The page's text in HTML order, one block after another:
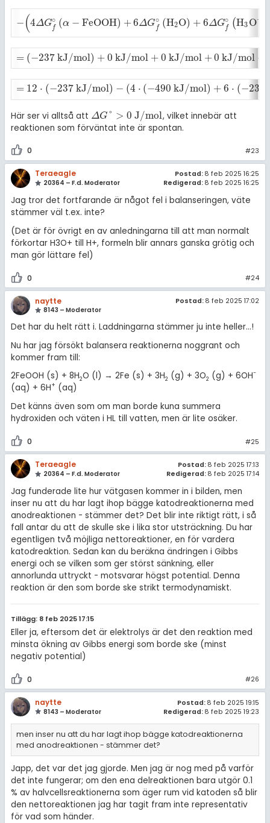
−(4ΔG∘
f (α − FeOOH) +6ΔG∘
f (H2O) +6ΔG∘
f (H3 O+
-( 4ΔGf∘α -Fe OOH+6ΔGf∘ H2O+6ΔG f∘H3O+ )
= (−237 kJ/mol) +0 kJ/mol +0 kJ/mol +0 kJ/mol −
=( -237 kJ /mol)+0 k J/mol+0 kJ/mol +0 kJ /mol- (4·( -490 kJ/ m
= 12 ⋅ (−237kJ/mol) − (4 ⋅ (−490 kJ/mol) +6 ⋅ (−237
=12·(- 237 kJ/m ol)-(4·(-490 k J/ mol)+6 ·(-237 kJ/ mol) ) = 530
Här ser vi alltså att ΔG° > 0 J/mol
ΔG°>0 J /mo l
, vilket innebär att
reaktionen som förväntat inte är spontan.
0 #23
Teraeagle
20364 – F.d. Moderator
Postad: 8 feb 2025 16:25
Redigerad: 8 feb 2025 16:25
Jag tror det fortfarande är något fel i balanseringen, väte
stämmer väl t.ex. inte?
(Det är för övrigt en av anledningarna till att man normalt
förkortar H3O+ till H+, formeln blir annars ganska grötig och
man gör lättare fel)
0 #24
naytte
8143 – Moderator
Postad: 8 feb 2025 17:02
Det har du helt rätt i. Laddningarna stämmer ju inte heller...!
Nu har jag försökt balansera reaktionerna noggrant och
kommer fram till:
2FeOOH (s) + 8H2O (l) → 2Fe (s) + 3H2 (g) + 3O2 (g) + 6OH-
(aq) + 6H+ (aq)
Det känns även som om man borde kuna summera
hydroxiden och väten i HL till vatten, men är lite osäker.
0 #25
Teraeagle
20364 – F.d. Moderator
Postad: 8 feb 2025 17:13
Redigerad: 8 feb 2025 17:14
Jag funderade lite hur vätgasen kommer in i bilden, men
inser nu att du har lagt ihop bägge katodreaktionerna med
anodreaktionen - stämmer det? Det blir inte riktigt rätt, i så
fall antar du att de skulle ske i lika stor utsträckning. Du har
egentligen två möjliga nettoreaktioner, en för vardera
katodreaktion. Sedan kan du beräkna ändringen i Gibbs
energi och se vilken som ger störst sänkning, eller
annorlunda uttryckt - motsvarar högst potential. Denna
reaktion är den som borde ske strikt termodynamiskt.
Tillägg: 8 feb 2025 17:15
Eller ja, eftersom det är elektrolys är det den reaktion med
minsta ökning av Gibbs energi som borde ske (minst
negativ potential)
0 #26
naytte
8143 – Moderator
Postad: 8 feb 2025 19:15
Redigerad: 8 feb 2025 19:23
men inser nu att du har lagt ihop bägge katodreaktionerna
med anodreaktionen - stämmer det?
Japp, det var det jag gjorde. Men jag är nog med på varför
det inte fungerar; om den ena delreaktionen bara utgör 0.1
% av halvcellsreaktionerna som äger rum vid katoden så blir
den nettoreaktionen jag har tagit fram inte representativ
för vad som händer.